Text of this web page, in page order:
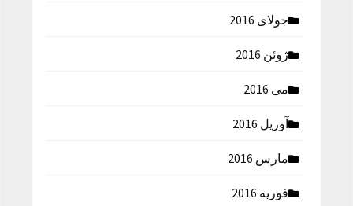
جولای 2016
ژوئن 2016
می 2016
آوریل 2016
مارس 2016
فوریه 2016